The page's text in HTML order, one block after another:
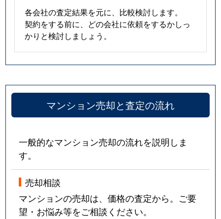
各会社の査定結果を元に、比較検討します。
契約をする前に、どの会社に依頼をするかしっ
かりと検討しましょう。
マンション売却と査定の流れ
一般的なマンション売却の流れを説明しま
す。
売却相談
マンションの売却は、価格の査定から。ご要
望・お悩み等をご相談ください。